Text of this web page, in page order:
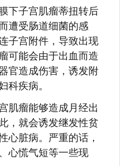
下子宫肌瘤蒂扭转后
遭受肠道细菌的感
子宫附件，导致出现
可能会由于出血而造
官造成伤害，诱发附
科疾病。
肌瘤能够造成月经出
，就会诱发继发性贫
心脏病。严重的话，
心慌气短等一些现